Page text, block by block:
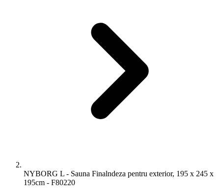
NYBORG L - Sauna Finalndeza pentru exterior, 195 x 245 x
195cm - F80220